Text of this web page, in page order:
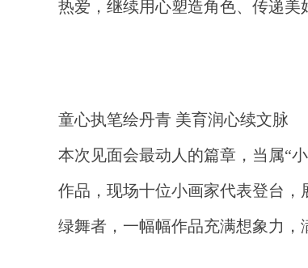
热爱，继续用心塑造角色、传递美
童心执笔绘丹青 美育润心续文脉
本次见面会最动人的篇章，当属“
作品，现场十位小画家代表登台
绿舞者，一幅幅作品充满想象力，